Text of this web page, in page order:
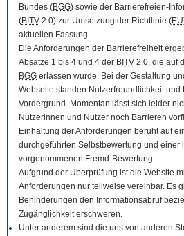
Bundes (BGG) sowie der Barrierefreien-
(BITV 2.0) zur Umsetzung der Richtlinie (EU
aktuellen Fassung.
Die Anforderungen der Barrierefreiheit
Absätze 1 bis 4 und 4 der BITV 2.0, die auf
BGG erlassen wurde. Bei der Gestaltung
Webseite standen Nutzerfreundlichkeit und
Vordergrund. Momentan lässt sich leider
Nutzerinnen und Nutzer noch Barrieren
Einhaltung der Anforderungen beruht auf
durchgeführten Selbstbewertung und einer
vorgenommenen Fremd-Bewertung.
Aufgrund der Überprüfung ist die Website
Anforderungen nur teilweise vereinbar. Es
Behinderungen den Informationsabruf
Zugänglichkeit erschweren.
Unter anderem sind die uns von anderen